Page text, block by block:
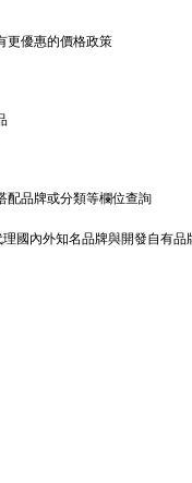
更優惠的價格政策
配品牌或分類等欄位查詢
國內外知名品牌與開發自有品